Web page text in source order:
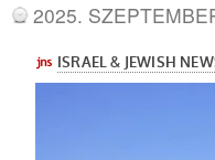
2025.